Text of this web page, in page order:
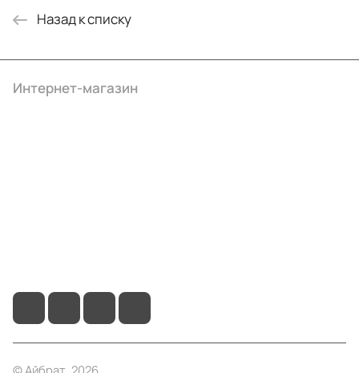
Назад к списку
Интернет-магазин